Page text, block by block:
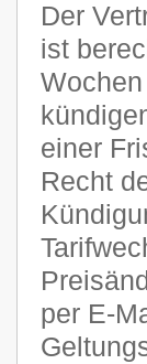
Der
ist
einer
Recht
per E-